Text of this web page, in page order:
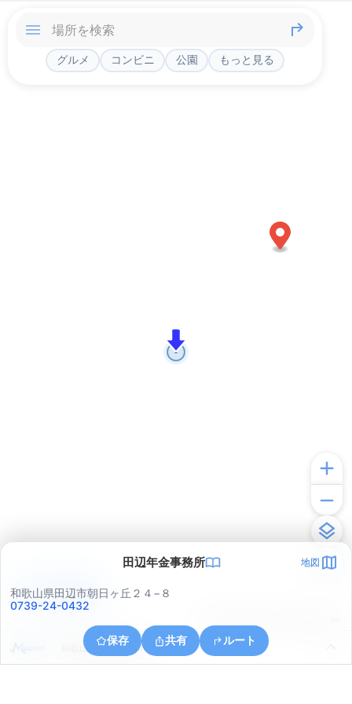
グルメ コンビニ 公園 もっと見る
田辺年金事務所 地図
和歌山県田辺市朝日ヶ丘２４−８
0739-24-0432
保存 共有 ルート
和歌山県田辺市湊４７
アプリで見る